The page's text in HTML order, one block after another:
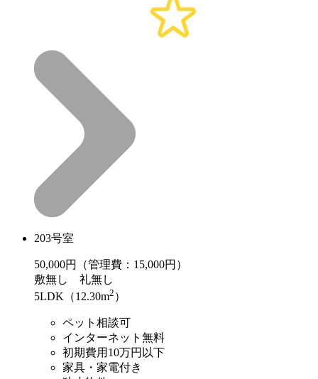
203号室
50,000円（管理費：15,000円）
敷無し 礼無し
5LDK（12.30m2 ）
ペット相談可
インターネット無料
初期費用10万円以下
家具・家電付き